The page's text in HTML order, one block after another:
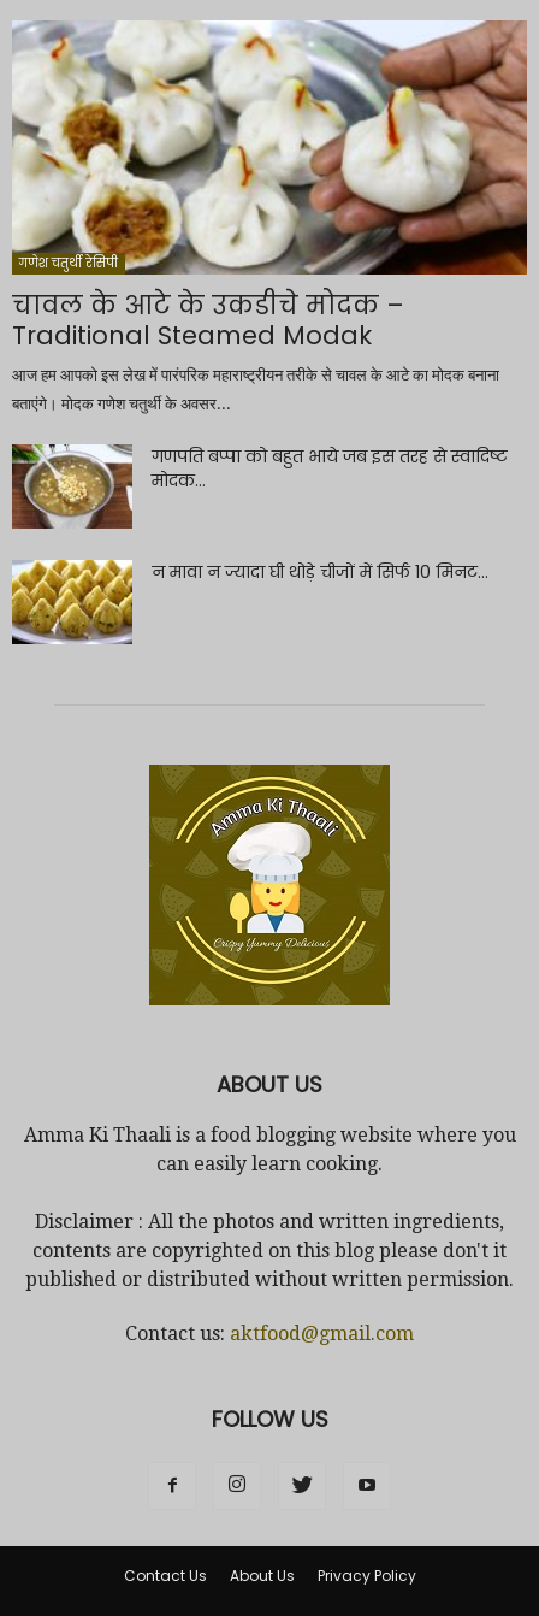
गणेश चतुर्थी रेसिपी
चावल के आटे के उकडीचे मोदक –
Traditional Steamed Modak
आज हम आपको इस लेख में पारंपरिक महाराष्ट्रीयन तरीके से चावल के आटे का मोदक बनाना
बताएंगे। मोदक गणेश चतुर्थी के अवसर...
गणपति बप्पा को बहुत भाये जब इस तरह से स्वादिष्ट
मोदक...
न मावा न ज्यादा घी थोड़े चीजों में सिर्फ 10 मिनट...
ABOUT US
Amma Ki Thaali is a food blogging website where you
can easily learn cooking.
Disclaimer : All the photos and written ingredients,
contents are copyrighted on this blog please don't it
published or distributed without written permission.
Contact us: aktfood@gmail.com
FOLLOW US
Contact Us About Us Privacy Policy